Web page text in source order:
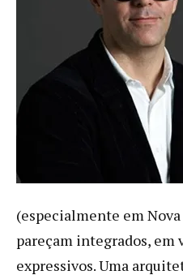
(especialmente em
pareçam integrados, em
expressivos. Uma